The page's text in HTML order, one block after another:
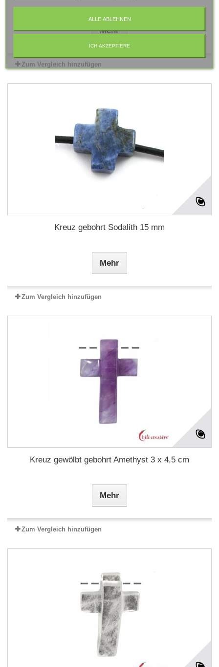
Mehr
Zum Vergleich hinzufügen
Kreuz gebohrt Sodalith 15 mm
Mehr
Zum Vergleich hinzufügen
Kreuz gewölbt gebohrt Amethyst 3 x 4,5 cm
Mehr
Zum Vergleich hinzufügen
ALLE ABLEHNEN
ICH AKZEPTIERE